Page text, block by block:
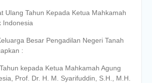
Ulang Tahun Kepada Ketua Mahkamah
Indonesia
Besar Pengadilan Negeri Tanah
:
kepada Ketua Mahkamah Agung
Prof. Dr. H. M. Syarifuddin, S.H., M.H.